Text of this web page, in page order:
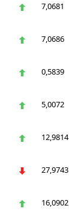
7,0681
7,0686
0,5839
5,0072
12,9814
27,9743
16,0902